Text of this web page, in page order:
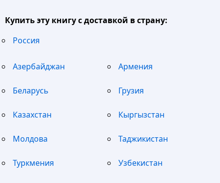
Купить эту книгу с доставкой в страну:
Россия
Азербайджан Армения
Беларусь Грузия
Казахстан Кыргызстан
Молдова Таджикистан
Туркмения Узбекистан